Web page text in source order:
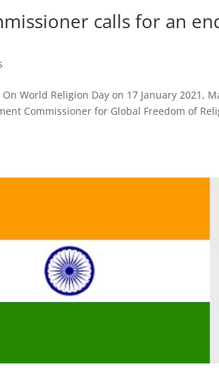
calls for an
World Religion Day on 17 January 2021,
Commissioner for Global Freedom of